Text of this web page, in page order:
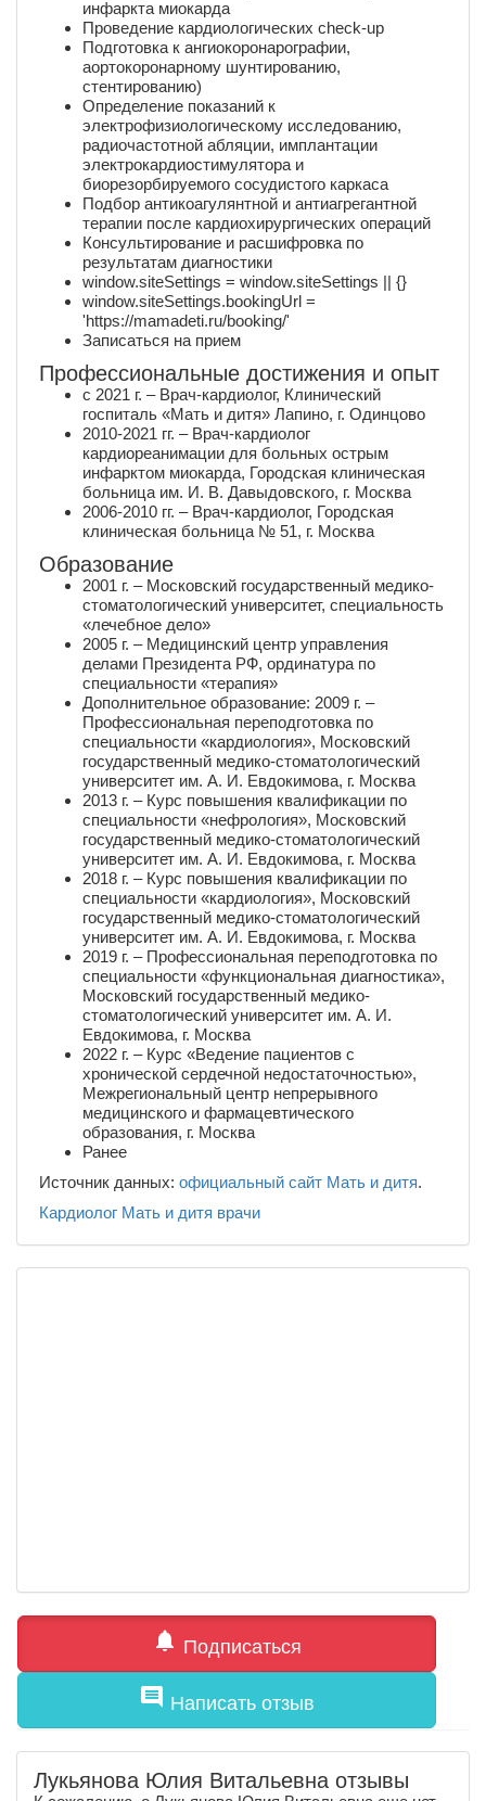
инфаркта миокарда
Проведение кардиологических check-up
Подготовка к ангиокоронарографии,
аортокоронарному шунтированию,
стентированию)
Определение показаний к
электрофизиологическому исследованию,
радиочастотной абляции, имплантации
электрокардиостимулятора и
биорезорбируемого сосудистого каркаса
Подбор антикоагулянтной и антиагрегантной
терапии после кардиохирургических операций
Консультирование и расшифровка по
результатам диагностики
window.siteSettings = window.siteSettings || {}
window.siteSettings.bookingUrl =
'https://mamadeti.ru/booking/'
Записаться на прием
Профессиональные достижения и опыт
с 2021 г. – Врач-кардиолог, Клинический
госпиталь «Мать и дитя» Лапино, г. Одинцово
2010-2021 гг. – Врач-кардиолог
кардиореанимации для больных острым
инфарктом миокарда, Городская клиническая
больница им. И. В. Давыдовского, г. Москва
2006-2010 гг. – Врач-кардиолог, Городская
клиническая больница № 51, г. Москва
Образование
2001 г. – Московский государственный медико-
стоматологический университет, специальность
«лечебное дело»
2005 г. – Медицинский центр управления
делами Президента РФ, ординатура по
специальности «терапия»
Дополнительное образование: 2009 г. –
Профессиональная переподготовка по
специальности «кардиология», Московский
государственный медико-стоматологический
университет им. А. И. Евдокимова, г. Москва
2013 г. – Курс повышения квалификации по
специальности «нефрология», Московский
государственный медико-стоматологический
университет им. А. И. Евдокимова, г. Москва
2018 г. – Курс повышения квалификации по
специальности «кардиология», Московский
государственный медико-стоматологический
университет им. А. И. Евдокимова, г. Москва
2019 г. – Профессиональная переподготовка по
специальности «функциональная диагностика»,
Московский государственный медико-
стоматологический университет им. А. И.
Евдокимова, г. Москва
2022 г. – Курс «Ведение пациентов с
хронической сердечной недостаточностью»,
Межрегиональный центр непрерывного
медицинского и фармацевтического
образования, г. Москва
Ранее
Источник данных: официальный сайт Мать и дитя.
Кардиолог Мать и дитя врачи
notifications Подписаться
comment Написать отзыв
Лукьянова Юлия Витальевна отзывы